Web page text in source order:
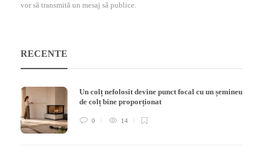
vor să transmită un mesaj să publice.
RECENTE
Un colț nefolosit devine punct focal cu un șemineu
de colț bine proporționat
0 14